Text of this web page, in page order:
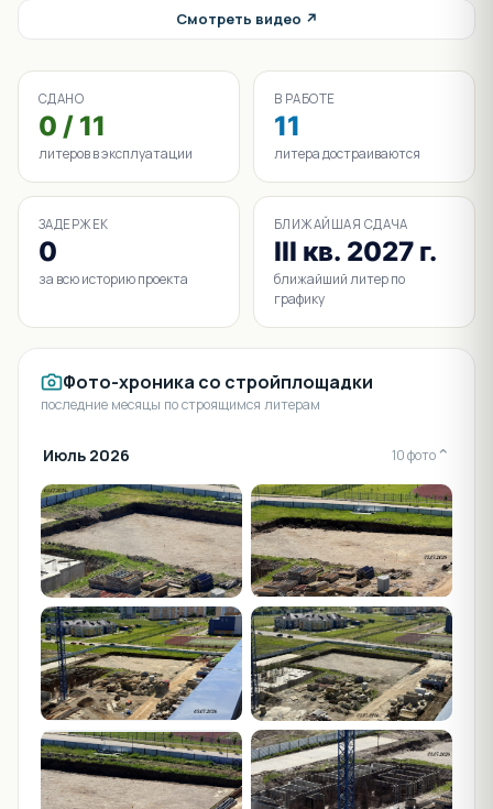
Смотреть видео ↗
СДАНО
0 / 11
литеров в эксплуатации
В РАБОТЕ
11
литера достраиваются
ЗАДЕРЖЕК
0
за всю историю проекта
БЛИЖАЙШАЯ СДАЧА
III кв. 2027 г.
ближайший литер по
графику
Фото-хроника со стройплощадки
последние месяцы по строящимся литерам
Июль 2026 10 фото ⌄